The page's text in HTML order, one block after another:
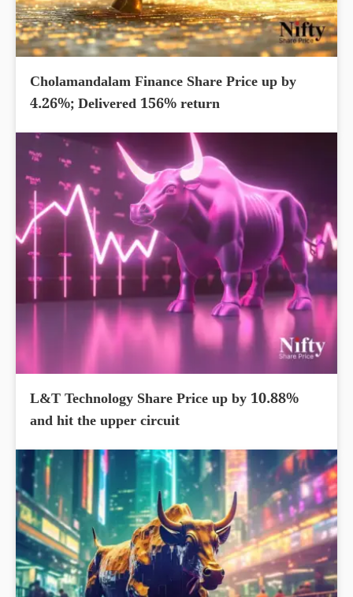
Cholamandalam Finance Share Price up by
4.26%; Delivered 156% return
L&T Technology Share Price up by 10.88%
and hit the upper circuit